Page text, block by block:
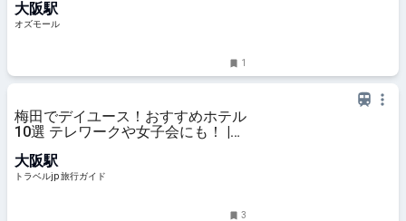
大阪駅
オズモール
1
梅田でデイユース！おすすめホテル
10選 テレワークや女子会にも！ |
大阪駅
トラベルjp 旅行ガイド
3